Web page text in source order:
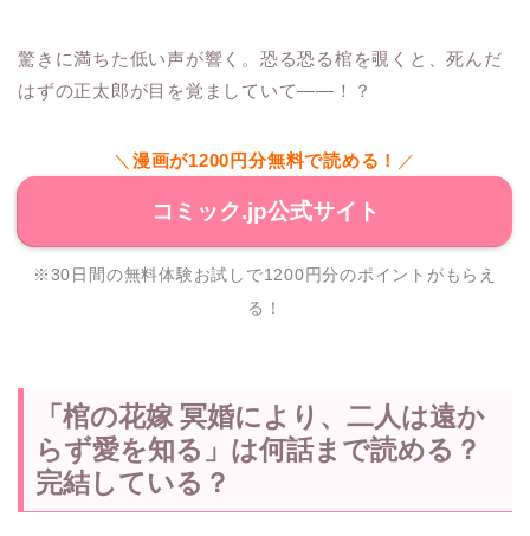
驚きに満ちた低い声が響く。恐る恐る棺を覗くと、死んだ
はずの正太郎が目を覚ましていて――！？
＼ 漫画が1200円分無料で読める！ ／
コミック.jp公式サイト
※30日間の無料体験お試しで1200円分のポイントがもらえ
る！
「棺の花嫁 冥婚により、二人は遠か
らず愛を知る」は何話まで読める？
完結している？